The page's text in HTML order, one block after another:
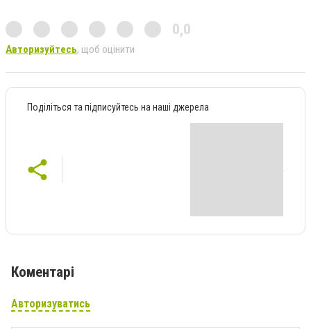
0,0
Авторизуйтесь, щоб оцінити
Поділіться та підписуйтесь на наші джерела
Коментарі
Авторизуватись